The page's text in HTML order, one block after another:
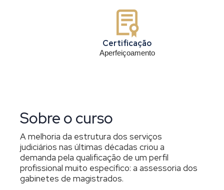
Certificação
Aperfeiçoamento
Sobre o curso
A melhoria da estrutura dos serviços
judiciários nas últimas décadas criou a
demanda pela qualificação de um perfil
profissional muito específico: a assessoria dos
gabinetes de magistrados.